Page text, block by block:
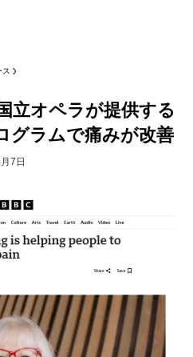
立オペラが提供する
グラムで痛みが改善
7日